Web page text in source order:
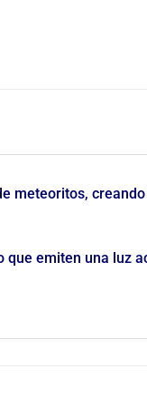
meteoritos,
que emiten una luz